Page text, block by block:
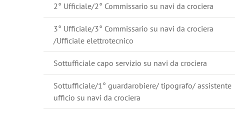
2° Ufficiale/2° Commissario su navi da crociera
3° Ufficiale/3° Commissario su navi da crociera
/Ufficiale elettrotecnico
Sottufficiale capo servizio su navi da crociera
Sottufficiale/1° guardarobiere/ tipografo/ assistente
ufficio su navi da crociera